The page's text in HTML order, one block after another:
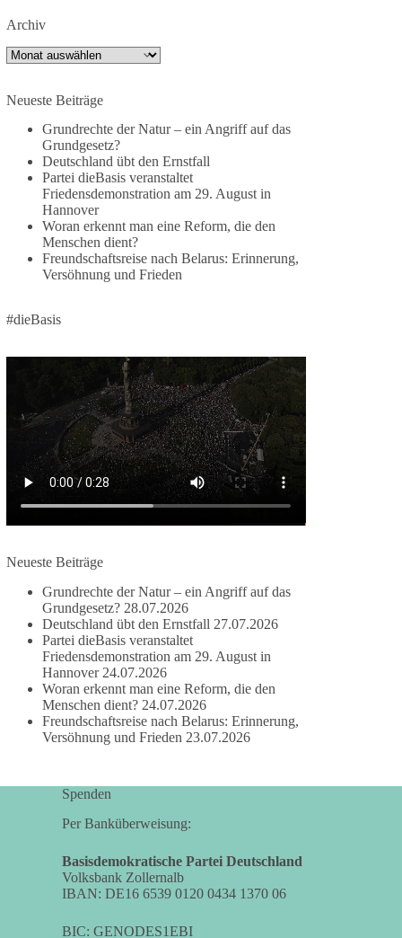
239 36
DieBasis
🕊 Wir wollen den Krieg mit Russland nicht!
Am 20. Juni 2026 fand in Berlin am
Brandenburger Tor die Demonstration mit dem
Motto „Russland ist nicht unser Feind“ statt.
Hier ein Auszug aus der Rede von der
Bundestagsabgeordneten Sevim Dağdelen
Revanchismus!“
👉 Hier geht es zum vollständigen Video:
https://www.youtube.com/live/a9hOswSNg4I?
si=2b_C6GgNY9EB-rXw
🟩🟩🟦🟦🟥🟥🟧🟧
#dieBasis #frieden
#friedenspartei
377 Auf Facebook ansehen
DieBasis
1 Tag zuvor
Wusstest du, dass ein guter Antrag nicht besser
bestimmten Partei kommt?
Sachsen-Anhalt braucht Lösungen für Schule,
Kommunen. Diese Probleme werden nicht
kleiner, wenn im Landtag zuerst auf Parteifarbe
und erst danach auf den Inhalt geschaut wird.
Archiv
Archiv
Neueste Beiträge
Grundrechte der Natur – ein Angriff auf das
Grundgesetz?
Deutschland übt den Ernstfall
Partei dieBasis veranstaltet
Friedensdemonstration am 29. August in
Hannover
Woran erkennt man eine Reform, die den
Menschen dient?
Freundschaftsreise nach Belarus: Erinnerung,
Versöhnung und Frieden
#dieBasis
Neueste Beiträge
Grundrechte der Natur – ein Angriff auf das
Grundgesetz? 28.07.2026
Deutschland übt den Ernstfall 27.07.2026
Partei dieBasis veranstaltet
Friedensdemonstration am 29. August in
Hannover 24.07.2026
Woran erkennt man eine Reform, die den
Menschen dient? 24.07.2026
Freundschaftsreise nach Belarus: Erinnerung,
Versöhnung und Frieden 23.07.2026
Spenden
Per Banküberweisung:
Basisdemokratische Partei Deutschland
Volksbank Zollernalb
IBAN: DE16 6539 0120 0434 1370 06
BIC: GENODES1EBI